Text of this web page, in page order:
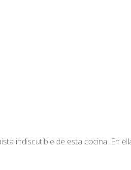
indiscutible de esta cocina. En